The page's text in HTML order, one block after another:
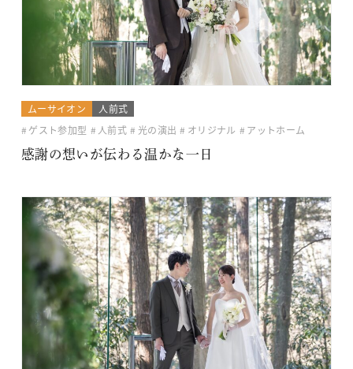
ムーサイオン
人前式
ゲスト参加型
人前式 光の演出 オリジナル
アットホーム
感謝の想いが伝わる温かな一日